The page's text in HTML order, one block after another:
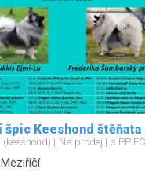
špic Keeshond štěňata
Na prodej s PP